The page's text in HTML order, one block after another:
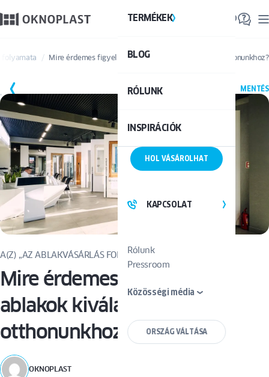
TERMÉKEK
BLOG
RÓLUNK
INSPIRÁCIÓK
HOL VÁSÁROLHAT
KAPCSOLAT
Rólunk
Pressroom
Közösségi média
ORSZÁG VÁLTÁSA
folyamata Mire érdemes figyelni az ablakok kiválasztásakor otthonunkhoz?
MENTÉS
A(Z) „AZ ABLAKVÁSÁRLÁS FOLYAMATA” ÚTMUTATÓ CIKKE
Mire érdemes figyelni az
ablakok kiválasztásakor
otthonunkhoz?
OKNOPLAST